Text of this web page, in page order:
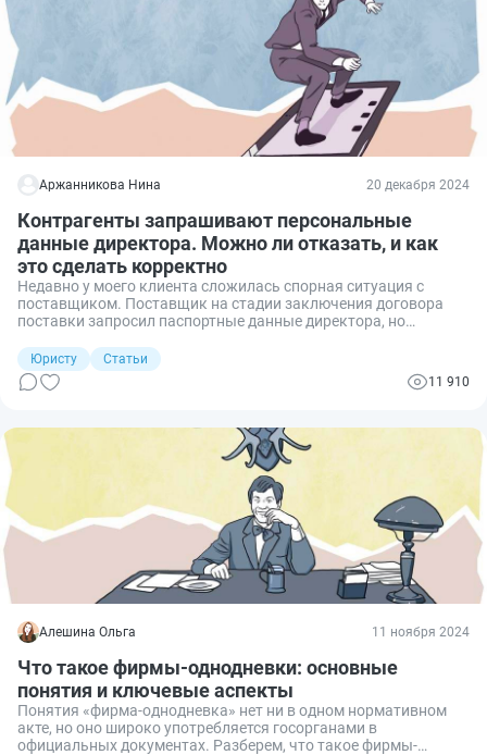
Аржанникова Нина 20 декабря 2024
Контрагенты запрашивают персональные
данные директора. Можно ли отказать, и как
это сделать корректно
Недавно у моего клиента сложилась спорная ситуация с
поставщиком. Поставщик на стадии заключения договора
поставки запросил паспортные данные директора, но
данные не нужны для заключения договора. Поставщик в
свою очередь отказался подписывать договор поставки, хотя
учредительные документы ООО предоставлены полностью.
рамках проверки на добросовестность и осмотрительность
запросить паспортные данные директора, и зачем
контрагенты запрашивают персданные директора
организации, можно ли отказать в их предоставлении и на
Юристу
Статьи
11 910
Алешина Ольга 11 ноября 2024
Что такое фирмы-однодневки: основные
понятия и ключевые аспекты
Понятия «фирма-однодневка» нет ни в одном нормативном
акте, но оно широко употребляется госорганами в
официальных документах. Разберем, что такое фирмы-